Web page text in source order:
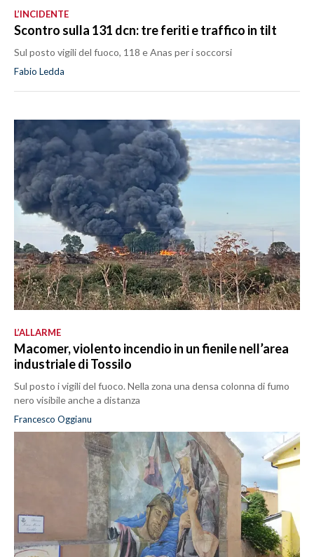
L’INCIDENTE
Scontro sulla 131 dcn: tre feriti e traffico in tilt
Sul posto vigili del fuoco, 118 e Anas per i soccorsi
Fabio Ledda
L’ALLARME
Macomer, violento incendio in un fienile nell’area
industriale di Tossilo
Sul posto i vigili del fuoco. Nella zona una densa colonna di fumo
nero visibile anche a distanza
Francesco Oggianu